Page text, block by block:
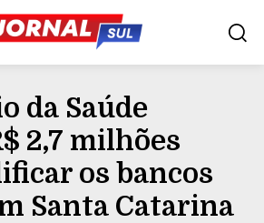
da Saúde
2,7 milhões
os bancos
Santa Catarina